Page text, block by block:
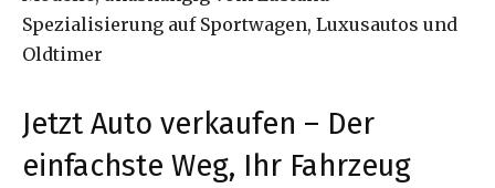
Spezialisierung auf Sportwagen, Luxusautos und
Oldtimer
Jetzt Auto verkaufen – Der
einfachste Weg, Ihr Fahrzeug